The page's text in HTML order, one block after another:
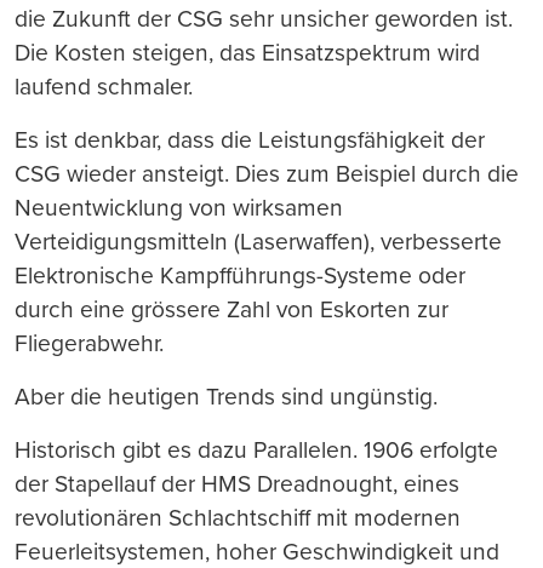
die Zukunft der CSG sehr unsicher geworden ist.
Die Kosten steigen, das Einsatzspektrum wird
laufend schmaler.
Es ist denkbar, dass die Leistungsfähigkeit der
CSG wieder ansteigt. Dies zum Beispiel durch die
Neuentwicklung von wirksamen
Verteidigungsmitteln (Laserwaffen), verbesserte
Elektronische Kampfführungs-Systeme oder
durch eine grössere Zahl von Eskorten zur
Fliegerabwehr.
Aber die heutigen Trends sind ungünstig.
Historisch gibt es dazu Parallelen. 1906 erfolgte
der Stapellauf der HMS Dreadnought, eines
revolutionären Schlachtschiff mit modernen
Feuerleitsystemen, hoher Geschwindigkeit und